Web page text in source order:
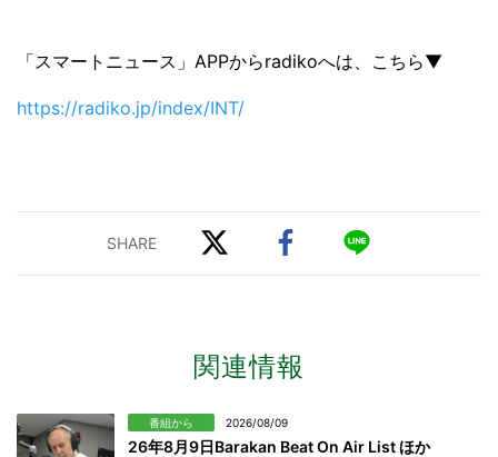
「スマートニュース」APPからradikoへは、こちら▼
https://radiko.jp/index/INT/
関連情報
番組から 2026/08/09
26年8月9日Barakan Beat On Air List ほか